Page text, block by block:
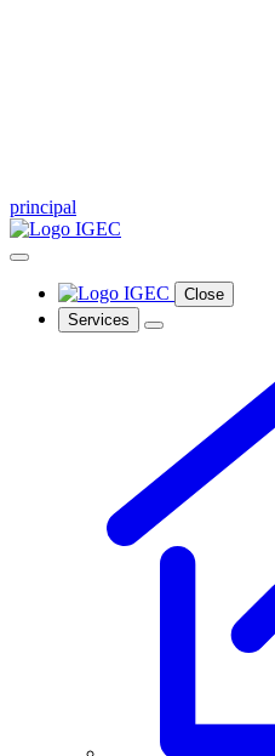
principal
Close
Services